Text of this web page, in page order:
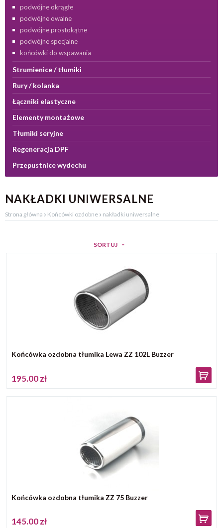
podwójne okrągłe
podwójne owalne
podwójne prostokątne
podwójne specjalne
końcówki do wspawania
Strumienice / tłumiki
Rury / kolanka
Łączniki elastyczne
Elementy montażowe
Tłumiki seryjne
Regeneracja DPF
Przepustnice wydechu
NAKŁADKI UNIWERSALNE
Strona główna › Końcówki ozdobne › nakładki uniwersalne
SORTUJ
Końcówka ozdobna tłumika Lewa ZZ 102L Buzzer
195.00 zł
Końcówka ozdobna tłumika ZZ 75 Buzzer
145.00 zł